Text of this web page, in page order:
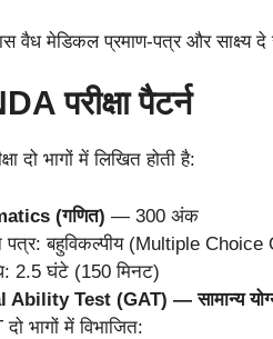
वैध मेडिकल प्रमाण-पत्र और साक्ष्य
परीक्षा पैटर्न
दो भागों में लिखित होती है:
(गणित) — 300 अंक
पत्र: बहुविकल्पीय (Multiple
2.5 घंटे (150 मिनट)
Test (GAT) — सामान्य
भागों में विभाजित: